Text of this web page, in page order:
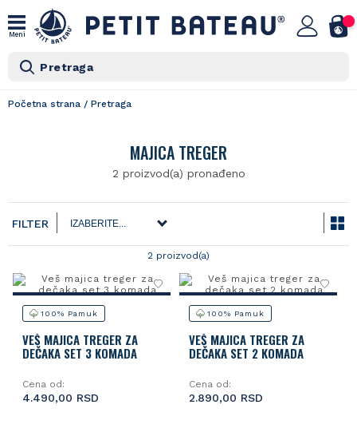
Meni
Pretraga
Početna strana / Pretraga
MAJICA TREGER
2 proizvod(a) pronađeno
FILTER
2 proizvod(a)
100% Pamuk
VEŠ MAJICA TREGER ZA
DEČAKA SET 3 KOMADA
Cena od:
4.490,00 RSD
100% Pamuk
VEŠ MAJICA TREGER ZA
DEČAKA SET 2 KOMADA
Cena od:
2.890,00 RSD